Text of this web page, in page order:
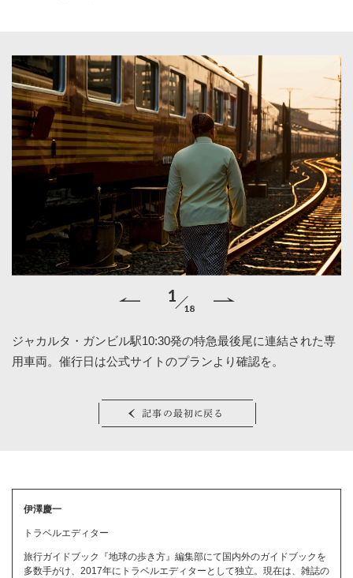
ジャカルタ・ガンビル駅10:30発の特急最後尾に連結された専
用車両。催行日は公式サイトのプランより確認を。
記事の最初に戻る
1
18
伊澤慶一
トラベルエディター
旅行ガイドブック『地球の歩き方』編集部にて国内外のガイドブックを
多数手がけ、2017年にトラベルエディターとして独立。現在は、雑誌の